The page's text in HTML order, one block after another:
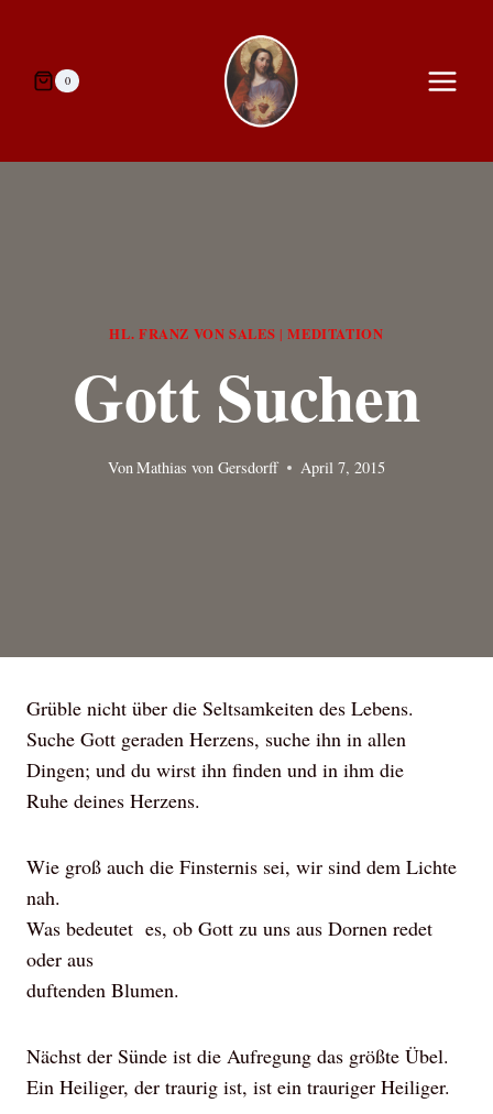
springen0
HL. FRANZ VON SALES |MEDITATION
Gott Suchen
VonMathias von Gersdorff April 7, 2015
Grüble nicht über die Seltsamkeiten des Lebens.
Suche Gott geraden Herzens, suche ihn in allen
Dingen; und du wirst ihn finden und in ihm die
Ruhe deines Herzens.
Wie groß auch die Finsternis sei, wir sind dem Lichte
nah.
Was bedeutet es, ob Gott zu uns aus Dornen redet
oder aus
duftenden Blumen.
Nächst der Sünde ist die Aufregung das größte Übel.
Ein Heiliger, der traurig ist, ist ein trauriger Heiliger.